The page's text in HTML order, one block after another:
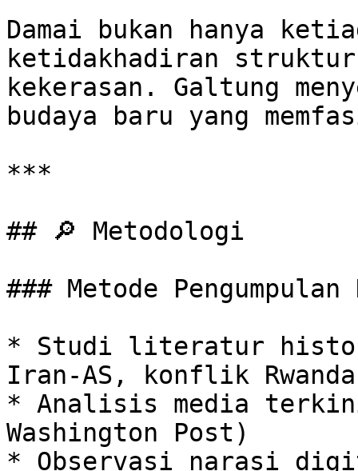
Damai bukan hanya
ketidakhadiran struktur
kekerasan. Galtung
budaya baru yang
***
## 🔎 Metodologi
### Metode Pengumpulan
* Studi literatur
Iran-AS, konflik
* Analisis media
Washington Post)
* Observasi narasi